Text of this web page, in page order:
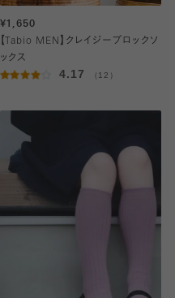
¥1,650
【Tabio MEN】クレイジーブロックソ
ックス
4.17 （12）